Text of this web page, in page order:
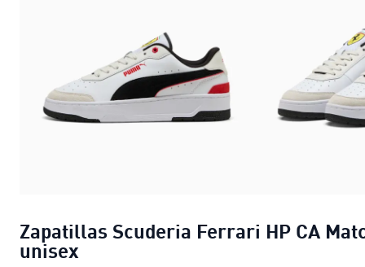
Zapatillas Scuderia Ferrari HP CA
unisex